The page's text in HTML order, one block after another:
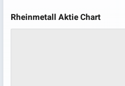
Rheinmetall Aktie Chart